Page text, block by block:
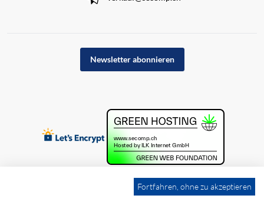
Newsletter abonnieren
Fortfahren, ohne zu akzeptieren